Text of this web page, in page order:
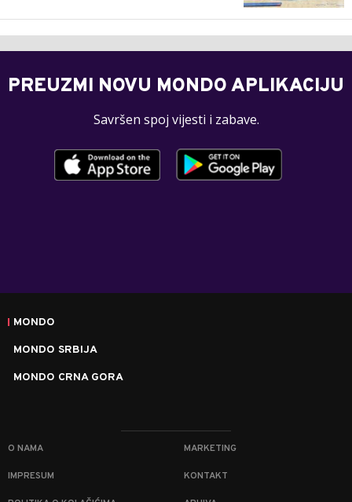
PREUZMI NOVU MONDO APLIKACIJU
Savršen spoj vijesti i zabave.
MONDO
MONDO SRBIJA
MONDO CRNA GORA
O NAMA MARKETING
IMPRESUM KONTAKT